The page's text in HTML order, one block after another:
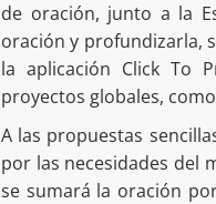
de oración, junto a la
oración y profundizarla,
la aplicación Click To
proyectos globales,
A las propuestas
por las necesidades del
se sumará la oración